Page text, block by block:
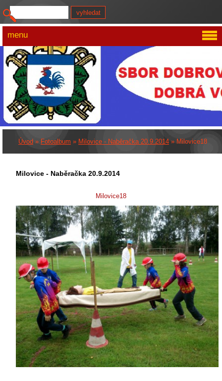
Úvod » Fotoalbum » Milovice - Naběračka 20.9.2014 » Milovice18
Milovice - Naběračka 20.9.2014
Milovice18
menu